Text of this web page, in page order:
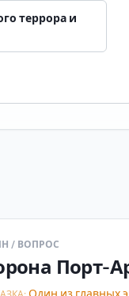
террора и
/ ВОПРОС
Порт-
Один из главных